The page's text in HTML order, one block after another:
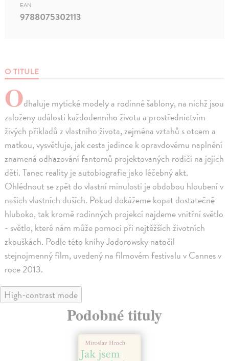
O TITULE
Odhaluje mytické modely a rodinné šablony, na nichž jsou
založeny události každodenního života a prostřednictvím
živých příkladů z vlastního života, zejména vztahů s otcem a
matkou, vysvětluje, jak cesta jedince k opravdovému naplnění
znamená odhazování fantomů projektovaných rodiči na jejich
děti. Tanec reality je autobiografie jako léčebný akt.
Ohlédnout se zpět do vlastní minulosti je obdobou hloubení v
našich vlastních duších. Pokud dokážeme kopat dostatečně
hluboko, tak kromě rodinných projekcí najdeme vnitřní světlo
- světlo, které nám může pomoci při nejtěžších životních
zkouškách. Podle této knihy Jodorowsky natočil
stejnojmenný film, uvedený na filmovém festivalu v Cannes v
roce 2013.
EAN
9788075302113
High-contrast mode
Podobné tituly